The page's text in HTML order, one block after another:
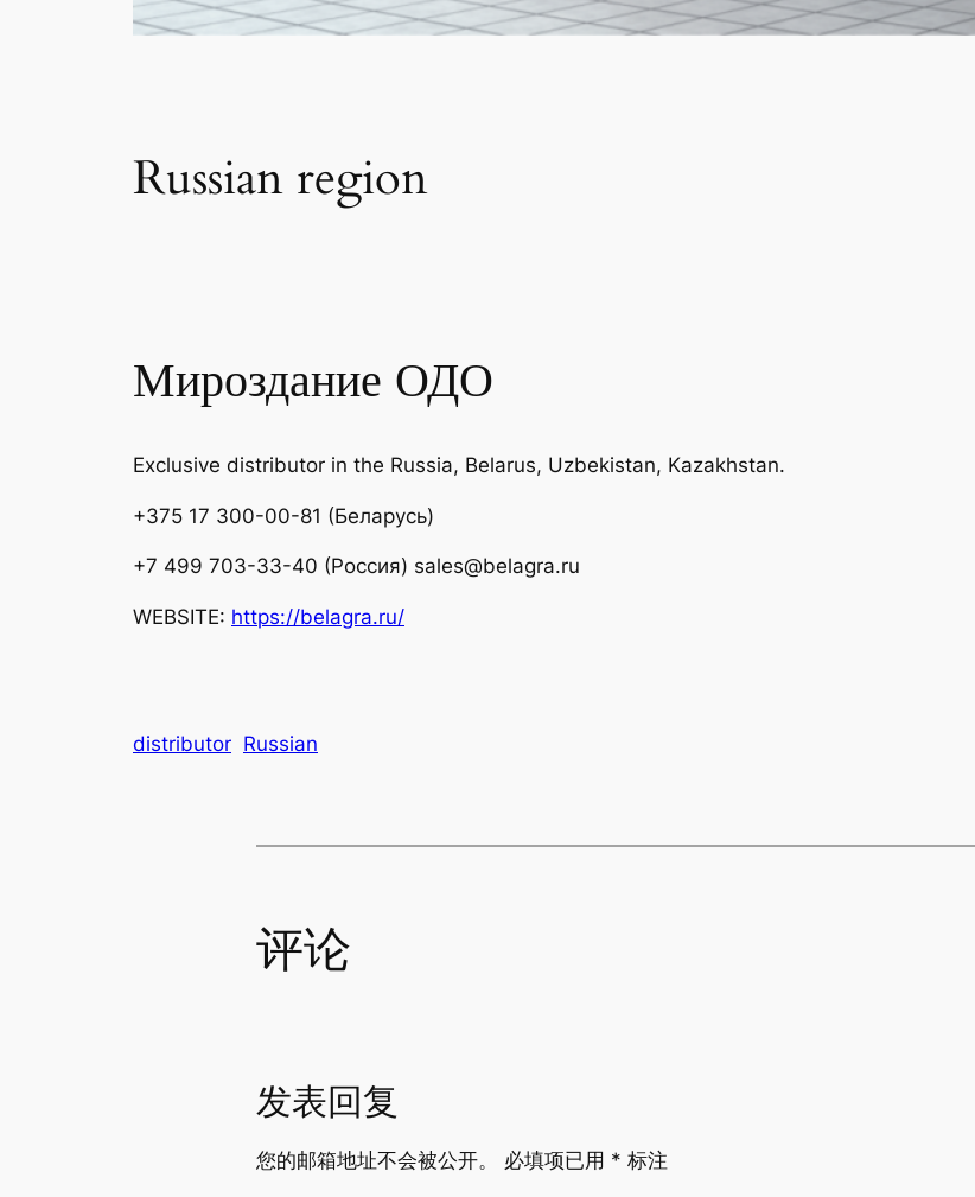
Russian region
Мироздание ОДО
Exclusive distributor in the Russia, Belarus, Uzbekistan, Kazakhstan.
+375 17 300-00-81 (Беларусь)
+7 499 703-33-40 (Россия) sales@belagra.ru
WEBSITE: https://belagra.ru/
distributor Russian
评论
发表回复
您的邮箱地址不会被公开。 必填项已用 * 标注